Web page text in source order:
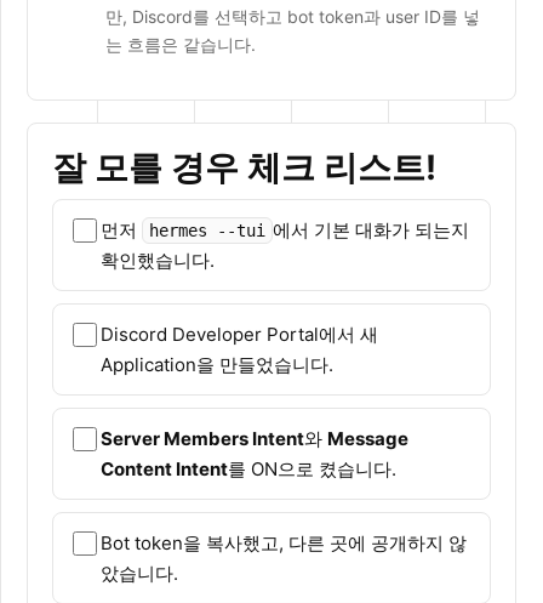
만, Discord를 선택하고 bot token과 user ID를 넣
는 흐름은 같습니다.
잘 모를 경우 체크 리스트!
먼저 hermes --tui 에서 기본 대화가 되는지
확인했습니다.
Discord Developer Portal에서 새
Application을 만들었습니다.
Server Members Intent와 Message
Content Intent를 ON으로 켰습니다.
Bot token을 복사했고, 다른 곳에 공개하지 않
았습니다.